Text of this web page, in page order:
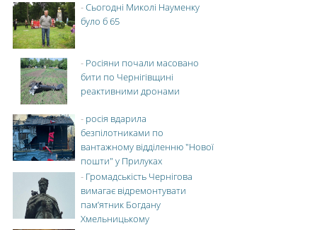
-Сьогодні Миколі Науменку
було б 65
- Росіяни почали масовано
бити по Чернігівщині
реактивними дронами
- росія вдарила
безпілотниками по
вантажному відділенню "Нової
пошти" у Прилуках
- Громадськість Чернігова
вимагає відремонтувати
пам’ятник Богдану
Хмельницькому